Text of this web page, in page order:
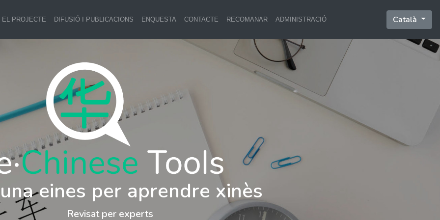
EL PROJECTE DIFUSIÓ I PUBLICACIONS ENQUESTA CONTACTE RECOMANAR ADMINISTRACIÓ Català
eines per aprendre xinès
Revisat per experts